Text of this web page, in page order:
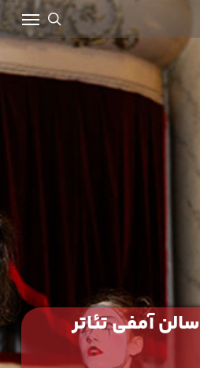
search
Menu
آمفی تئاتر